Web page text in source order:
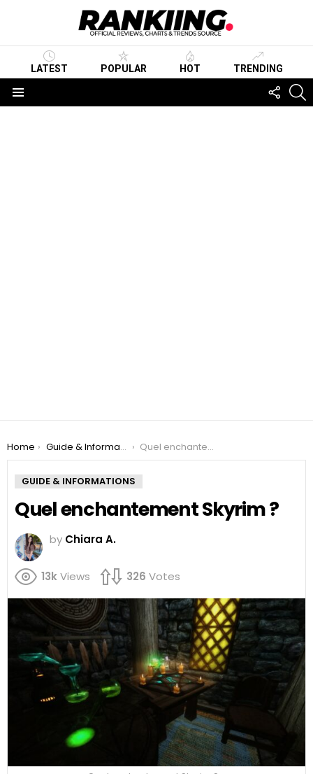
LATEST POPULAR HOT TRENDING
US
You are here:
Home Guide & Informations Quel enchantement Skyrim ?
GUIDE & INFORMATIONS
Quel enchantement Skyrim ?
by Chiara A.
13kViews 326 Votes